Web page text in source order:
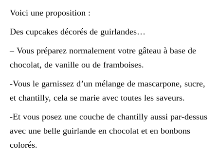
Voici une proposition :
Des cupcakes décorés de guirlandes…
– Vous préparez normalement votre gâteau à base de
chocolat, de vanille ou de framboises.
-Vous le garnissez d’un mélange de mascarpone, sucre,
et chantilly, cela se marie avec toutes les saveurs.
-Et vous posez une couche de chantilly aussi par-dessus
avec une belle guirlande en chocolat et en bonbons
colorés.